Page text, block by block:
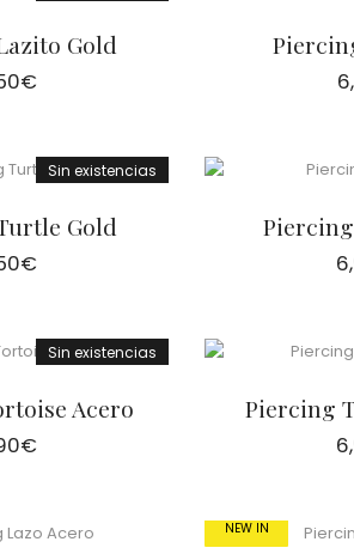
Gold
€
Sin existencias
Gold
€
Sin existencias
Acero
€
Piercing
NEW IN